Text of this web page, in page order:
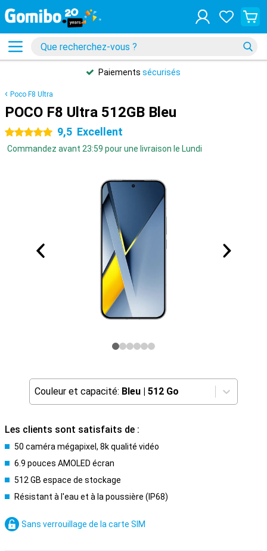
Paiements sécurisés
Poco F8 Ultra
POCO F8 Ultra 512GB Bleu
5 étoiles 9,5 Excellent
Commandez avant 23:59 pour une livraison le Lundi
Couleur et capacité: Bleu | 512 Go
Les clients sont satisfaits de :
50 caméra mégapixel, 8k qualité vidéo
6.9 pouces AMOLED écran
512 GB espace de stockage
Résistant à l'eau et à la poussière (IP68)
Sans verrouillage de la carte SIM